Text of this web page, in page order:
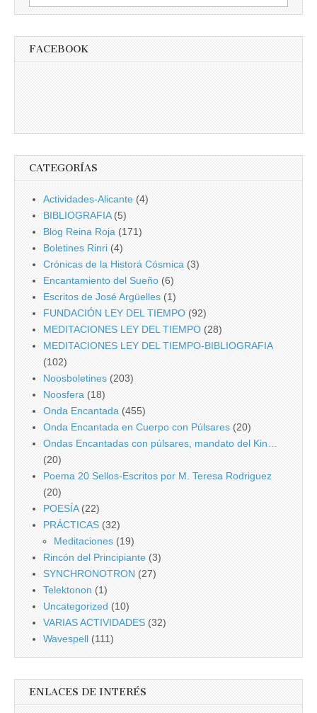
FACEBOOK
CATEGORÍAS
Actividades-Alicante (4)
BIBLIOGRAFIA(5)
Blog Reina Roja (171)
Boletines Rinri (4)
Crónicas de la Historá Cósmica (3)
Encantamiento del Sueño (6)
Escritos de José Argüelles (1)
FUNDACIÓN LEY DEL TIEMPO (92)
MEDITACIONES LEY DEL TIEMPO (28)
MEDITACIONES LEY DEL TIEMPO-BIBLIOGRAFIA
(102)
Noosboletines (203)
Noosfera (18)
Onda Encantada (455)
Onda Encantada en Cuerpo con Púlsares (20)
Ondas Encantadas con púlsares, mandato del Kin…
(20)
Poema 20 Sellos-Escritos por M. Teresa Rodriguez
(20)
POESÍA(22)
PRÁCTICAS (32)
Meditaciones (19)
Rincón del Principiante (3)
SYNCHRONOTRON (27)
Telektonon (1)
Uncategorized (10)
VARIAS ACTIVIDADES (32)
Wavespell (111)
ENLACES DE INTERÉS